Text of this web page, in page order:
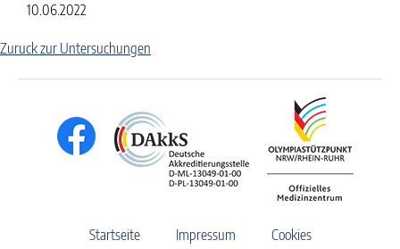
10.06.2022
Zuruck zur Untersuchungen
Startseite Impressum Cookies